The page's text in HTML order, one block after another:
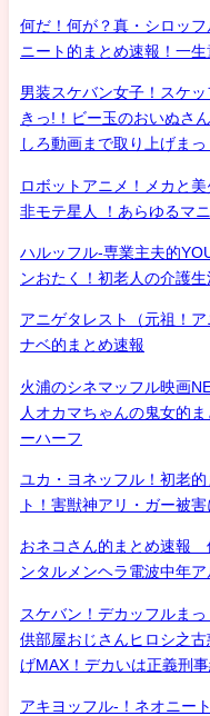
何だ！何が？真・シロ
ニート的まとめ速報！一生
男装スケバン女子！スケ
きっ!！ビー玉のおいぬさ
しろ動画まで取り上げまっ
ロボットアニメ！メカと
非モテ星人 ！あらゆるマ
ハルッフル-専業主夫的
ンおたく！初老人の介護
アニゲタレスト（元祖！
ナベ的まとめ速報
火浦のシネマッフル映画
人オカマちゃんの鬼女的
ーハーフ
ユカ・ヨネッフル！初老
ト！害獣神アリ・ガー被
おネコさん的まとめ速報
ンタルメンヘラ電波中年
スケバン！デカッフルま
供部屋おじさんヒロシ之
げMAX！デカいは正義刑
アキヨッフル-！ネオニー